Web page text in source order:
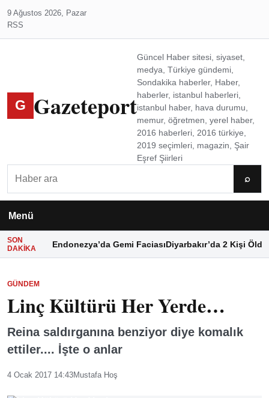
9 Ağustos 2026, Pazar
RSS
G Gazeteport
Güncel Haber sitesi, siyaset,
medya, Türkiye gündemi,
Sondakika haberler, Haber,
haberler, istanbul haberleri,
istanbul haber, hava durumu,
memur, öğretmen, yerel haber,
2016 haberleri, 2016 türkiye,
2019 seçimleri, magazin, Şair
Eşref Şiirleri
⌕
Menü
SON
DAKIKA
Endonezya’da Gemi FaciasıDiyarbakır’da 2 Kişi Öldü
GÜNDEM
Linç Kültürü Her Yerde…
Reina saldırganına benziyor diye komalık
ettiler.... İşte o anlar
4 Ocak 2017 14:43Mustafa Hoş